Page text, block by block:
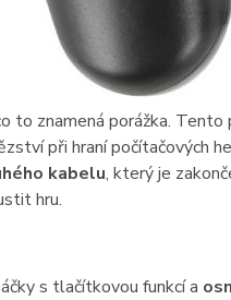
to znamená porážka. Tento
při hraní počítačových
kabelu, který je
hru.
s tlačítkovou funkcí a